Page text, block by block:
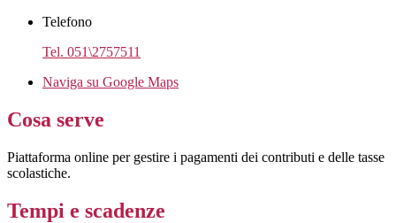
Telefono
Tel. 051\2757511
Naviga su Google Maps
Cosa serve
Piattaforma online per gestire i pagamenti dei contributi e delle tasse
scolastiche.
Tempi e scadenze